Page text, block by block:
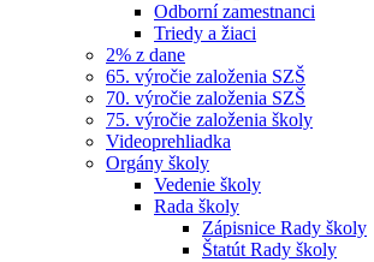
Odborní zamestnanci
Triedy a žiaci
2% z dane
65. výročie založenia SZŠ
70. výročie založenia SZŠ
75. výročie založenia školy
Videoprehliadka
Orgány školy
Vedenie školy
Rada školy
Zápisnice Rady školy
Štatút Rady školy